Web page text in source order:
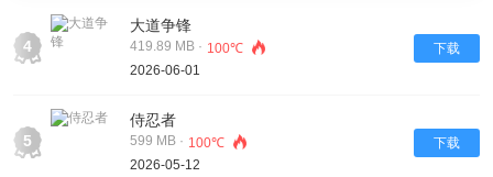
4
大道争锋
419.89 MB · 100℃
2026-06-01
下载
5
侍忍者
599 MB · 100℃
2026-05-12
下载